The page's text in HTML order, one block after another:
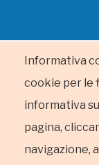
Informativa
cookie per le
informativa
pagina,
navigazione,